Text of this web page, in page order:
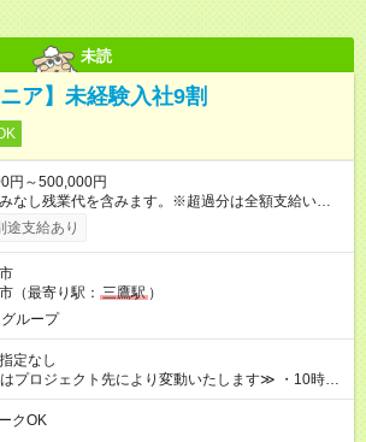
未読
ア】未経験入社9割
円～500,000円
なし残業代を含みます。※超過分は全額支給いたし
し残業代 21,675円／月 みなし残業時間 12時間／月 -
≪経験者の方は以下と
賞与＋交通費＋各種手当 ※固定残業代（30時間/6
）を含む。超過分は追加支給いたします 能力やス
初任給を決定。経験者の方は前給考慮も可能で
しっかり給与で還元しています。 実際にほぼ全員
への還元率は業界高水準の
を磨いた分だけ、収入アップも目指せる環境で
途支給あり
（最寄り駅： 三鷹駅 ）
ループ
定なし
プロジェクト先により変動いたします≫ ・10時00
（休憩1時間） ・9時00分～18時00分（休憩1時
クOK